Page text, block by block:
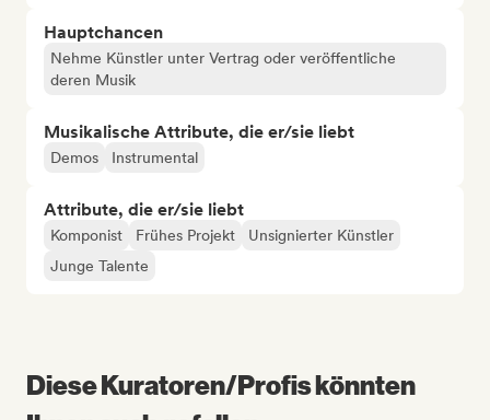
Hauptchancen
Nehme Künstler unter Vertrag oder veröffentliche
deren Musik
Musikalische Attribute, die er/sie liebt
Demos Instrumental
Attribute, die er/sie liebt
Komponist Frühes Projekt
Unsignierter Künstler
Junge Talente
Diese Kuratoren/Profis könnten